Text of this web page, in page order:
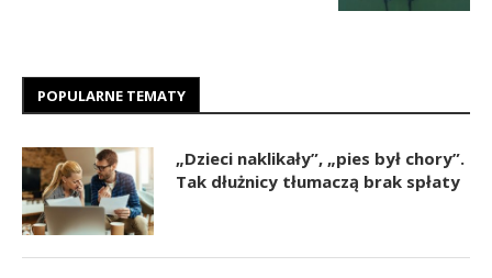
POPULARNE TEMATY
„Dzieci naklikały”, „pies był chory”.
Tak dłużnicy tłumaczą brak spłaty